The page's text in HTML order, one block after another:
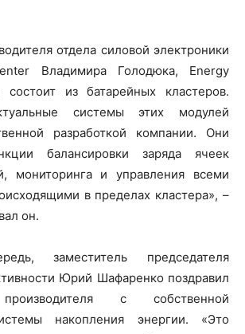
отдела силовой электроники
Владимира Голодюка, Energy
из батарейных кластеров.
системы этих модулей
разработкой компании. Они
балансировки заряда ячеек
мониторинга и управления всеми
в пределах кластера», –
он.
заместитель председателя
Юрий Шафаренко поздравил
с собственной
накопления энергии. «Это